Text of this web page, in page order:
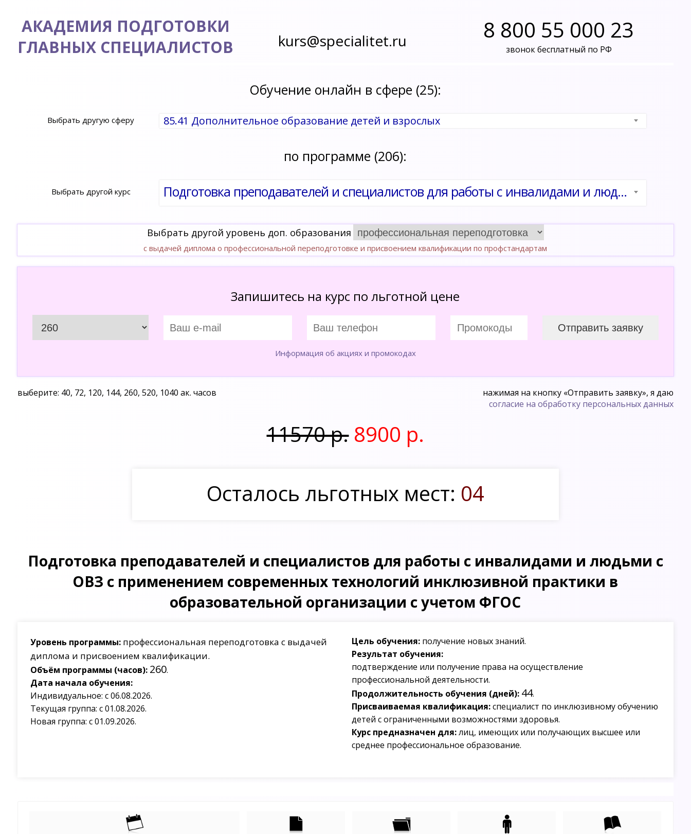
АКАДЕМИЯ ПОДГОТОВКИ
ГЛАВНЫХ СПЕЦИАЛИСТОВ
kurs@specialitet.ru 8 800 55 000 23
звонок бесплатный по РФ
Обучение онлайн в сфере (25):
Выбрать другую сферу 85.41 Дополнительное образование детей и взрослых
по программе (206):
Выбрать другой курс Подготовка преподавателей и специалистов для работы с инвалидами и людьми с ОВЗ с применением современных технологий инклюзивной практики в образовательной организации с учетом ФГОС
Выбрать другой уровень доп. образования
с выдачей диплома о профессиональной переподготовке и присвоением квалификации по профстандартам
Запишитесь на курс по льготной цене
Информация об акциях и промокодах
выберите: 40, 72, 120, 144, 260, 520, 1040 ак. часов
нажимая на кнопку «Отправить заявку», я даю
согласие на обработку персональных данных
11570 р. 8900 р.
Осталось льготных мест: 04
Подготовка преподавателей и специалистов для работы с инвалидами и людьми с
ОВЗ с применением современных технологий инклюзивной практики в
образовательной организации с учетом ФГОС
Уровень программы: профессиональная переподготовка с выдачей
диплома и присвоением квалификации.
Объём программы (часов): 260.
Дата начала обучения:
Индивидуальное: с 06.08.2026.
Текущая группа: с 01.08.2026.
Новая группа: с 01.09.2026.
Цель обучения: получение новых знаний.
Результат обучения:
подтверждение или получение права на осуществление
профессиональной деятельности.
Продолжительность обучения (дней): 44.
Присваиваемая квалификация:специалист по инклюзивному обучению
детей с ограниченными возможностями здоровья.
Курс предназначен для:лиц, имеющих или получающих высшее или
среднее профессиональное образование.